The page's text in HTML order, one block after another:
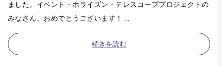
ました。イベント・ホライズン・テレスコーププロジェクトの
みなさん、おめでとうございます！…
続きを読む